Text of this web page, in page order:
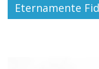
Eternamente